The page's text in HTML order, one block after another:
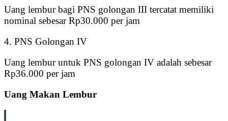
Uang lembur bagi PNS golongan III tercatat memiliki
nominal sebesar Rp30.000 per jam
4. PNS Golongan IV
Uang lembur untuk PNS golongan IV adalah sebesar
Rp36.000 per jam
Uang Makan Lembur